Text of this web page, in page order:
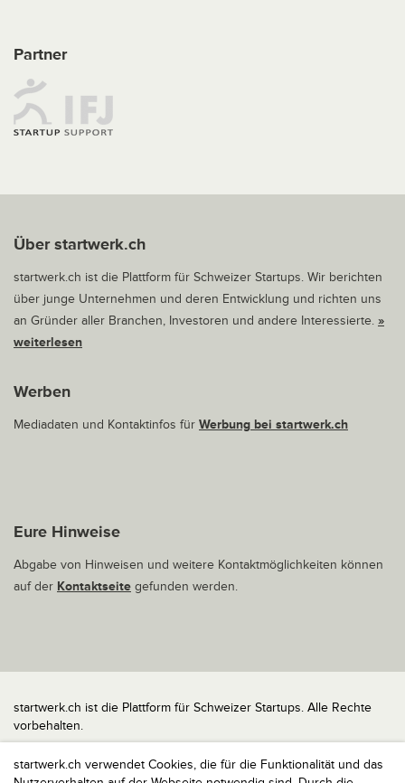
startwerk.ch verwendet Cookies, die für die Funktionalität und das
Partner
Über startwerk.ch
startwerk.ch ist die Plattform für Schweizer Startups. Wir berichten
über junge Unternehmen und deren Entwicklung und richten uns
an Gründer aller Branchen, Investoren und andere Interessierte. »
weiterlesen
Werben
Mediadaten und Kontaktinfos für Werbung bei startwerk.ch
Eure Hinweise
Abgabe von Hinweisen und weitere Kontaktmöglichkeiten können
auf der Kontaktseite gefunden werden.
startwerk.ch ist die Plattform für Schweizer Startups. Alle Rechte
vorbehalten.
Impressum
Kontakt